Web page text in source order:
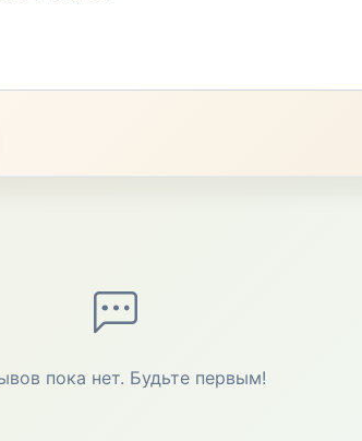
пока нет. Будьте первым!